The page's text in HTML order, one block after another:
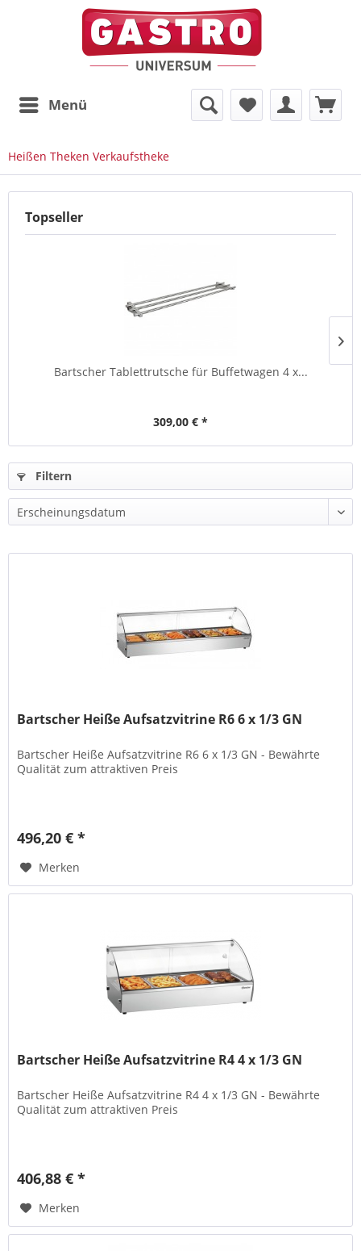
Menü
Heißen Theken Verkaufstheke
Topseller
Bartscher Tablettrutsche für Buffetwagen 4 x...
309,00 € *
Filtern
Bartscher Heiße Aufsatzvitrine R6 6 x 1/3 GN
Bartscher Heiße Aufsatzvitrine R6 6 x 1/3 GN - Bewährte
Qualität zum attraktiven Preis
496,20 € *
Merken
Bartscher Heiße Aufsatzvitrine R4 4 x 1/3 GN
Bartscher Heiße Aufsatzvitrine R4 4 x 1/3 GN - Bewährte
Qualität zum attraktiven Preis
406,88 € *
Merken